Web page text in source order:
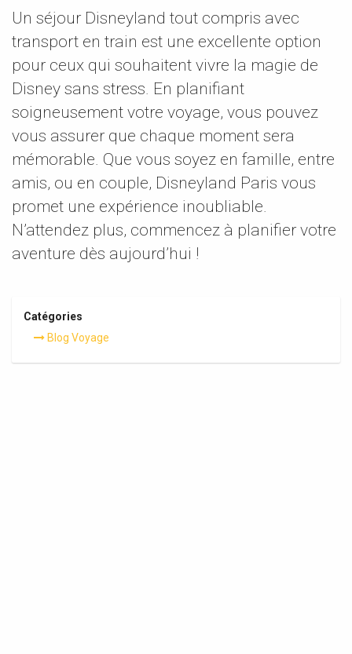
Un séjour Disneyland tout compris avec
transport en train est une excellente option
pour ceux qui souhaitent vivre la magie de
Disney sans stress. En planifiant
soigneusement votre voyage, vous pouvez
vous assurer que chaque moment sera
mémorable. Que vous soyez en famille, entre
amis, ou en couple, Disneyland Paris vous
promet une expérience inoubliable.
N’attendez plus, commencez à planifier votre
aventure dès aujourd’hui !
Catégories
Blog Voyage